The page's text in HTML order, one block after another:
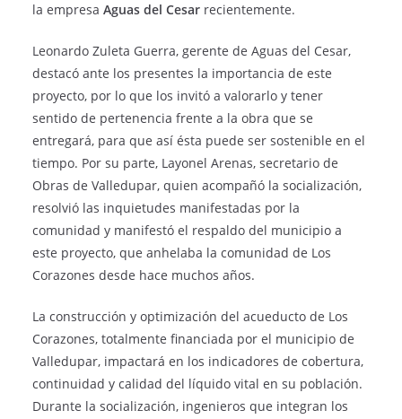
la empresa Aguas del Cesar recientemente.
Leonardo Zuleta Guerra, gerente de Aguas del Cesar,
destacó ante los presentes la importancia de este
proyecto, por lo que los invitó a valorarlo y tener
sentido de pertenencia frente a la obra que se
entregará, para que así ésta puede ser sostenible en el
tiempo. Por su parte, Layonel Arenas, secretario de
Obras de Valledupar, quien acompañó la socialización,
resolvió las inquietudes manifestadas por la
comunidad y manifestó el respaldo del municipio a
este proyecto, que anhelaba la comunidad de Los
Corazones desde hace muchos años.
La construcción y optimización del acueducto de Los
Corazones, totalmente financiada por el municipio de
Valledupar, impactará en los indicadores de cobertura,
continuidad y calidad del líquido vital en su población.
Durante la socialización, ingenieros que integran los